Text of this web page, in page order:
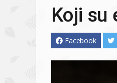
Koji su
Facebook